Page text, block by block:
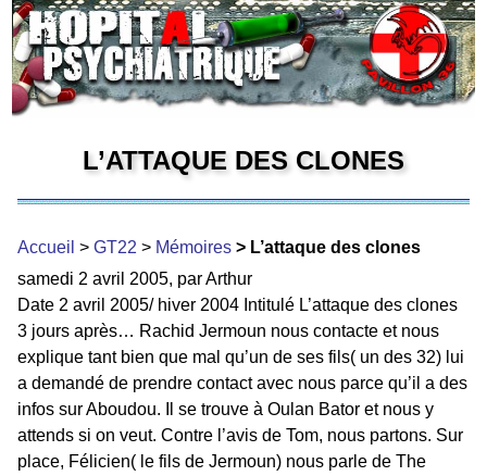
L’ATTAQUE DES CLONES
Accueil >GT22 > Mémoires > L’attaque des clones
samedi 2 avril 2005, par Arthur
Date 2 avril 2005/ hiver 2004 Intitulé L’attaque des clones
3 jours après… Rachid Jermoun nous contacte et nous
explique tant bien que mal qu’un de ses fils( un des 32) lui
a demandé de prendre contact avec nous parce qu’il a des
infos sur Aboudou. Il se trouve à Oulan Bator et nous y
attends si on veut. Contre l’avis de Tom, nous partons. Sur
place, Félicien( le fils de Jermoun) nous parle de The